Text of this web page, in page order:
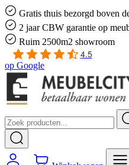
Gratis thuis bezorgd boven
2 jaar CBW garantie op
Ruim 2500m2 showroom
4.5
op Google